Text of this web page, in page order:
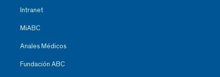
Intranet
MiABC
Anales Médicos
Fundación ABC